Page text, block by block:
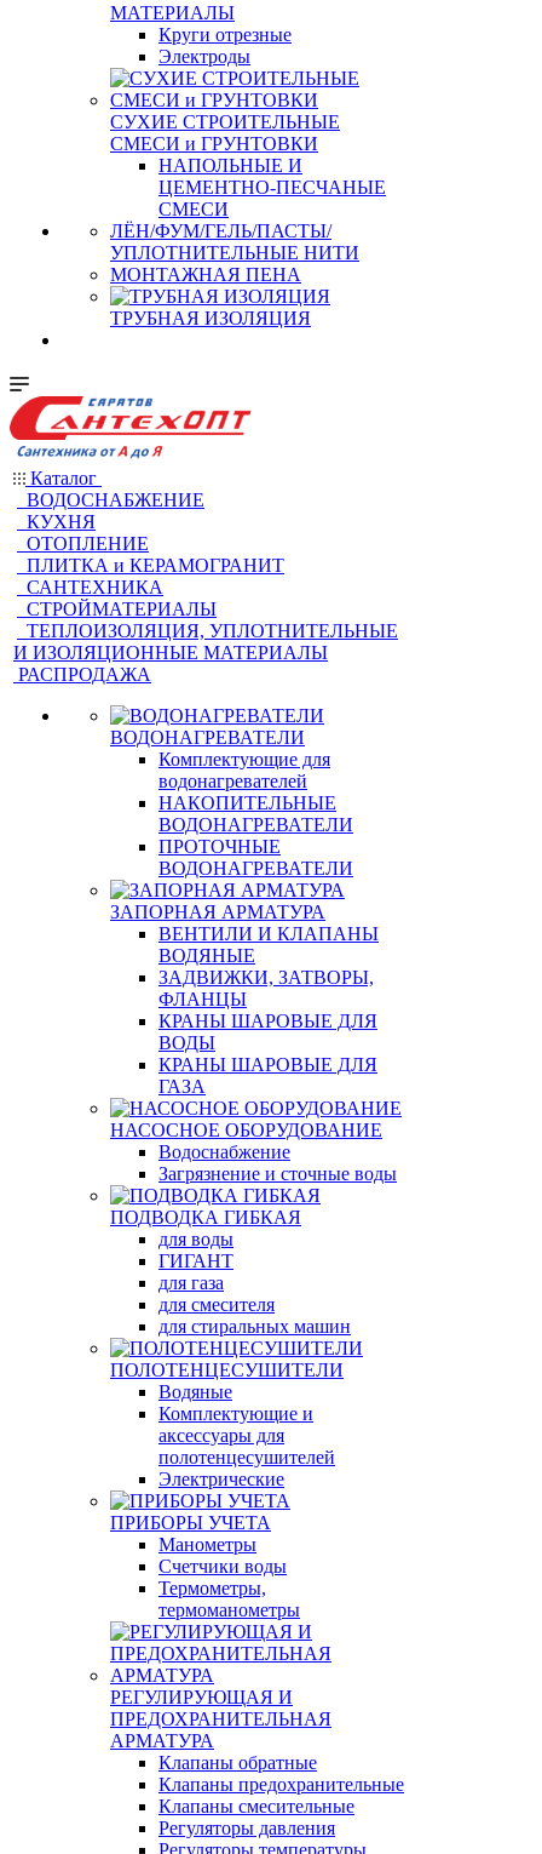
МАТЕРИАЛЫ
Круги отрезные
Электроды
СУХИЕ СТРОИТЕЛЬНЫЕ
СМЕСИ и ГРУНТОВКИ
НАПОЛЬНЫЕ И
ЦЕМЕНТНО-ПЕСЧАНЫЕ
СМЕСИ
ЛЁН/ФУМ/ГЕЛЬ/ПАСТЫ/
УПЛОТНИТЕЛЬНЫЕ НИТИ
МОНТАЖНАЯ ПЕНА
ТРУБНАЯ ИЗОЛЯЦИЯ
Каталог
ВОДОСНАБЖЕНИЕ
КУХНЯ
ОТОПЛЕНИЕ
ПЛИТКА и КЕРАМОГРАНИТ
САНТЕХНИКА
СТРОЙМАТЕРИАЛЫ
ТЕПЛОИЗОЛЯЦИЯ, УПЛОТНИТЕЛЬНЫЕ
И ИЗОЛЯЦИОННЫЕ МАТЕРИАЛЫ
РАСПРОДАЖА
ВОДОНАГРЕВАТЕЛИ
Комплектующие для
водонагревателей
НАКОПИТЕЛЬНЫЕ
ВОДОНАГРЕВАТЕЛИ
ПРОТОЧНЫЕ
ВОДОНАГРЕВАТЕЛИ
ЗАПОРНАЯ АРМАТУРА
ВЕНТИЛИ И КЛАПАНЫ
ВОДЯНЫЕ
ЗАДВИЖКИ, ЗАТВОРЫ,
ФЛАНЦЫ
КРАНЫ ШАРОВЫЕ ДЛЯ
ВОДЫ
КРАНЫ ШАРОВЫЕ ДЛЯ
ГАЗА
НАСОСНОЕ ОБОРУДОВАНИЕ
Водоснабжение
Загрязнение и сточные воды
ПОДВОДКА ГИБКАЯ
для воды
ГИГАНТ
для газа
для смесителя
для стиральных машин
ПОЛОТЕНЦЕСУШИТЕЛИ
Водяные
Комплектующие и
аксессуары для
полотенцесушителей
Электрические
ПРИБОРЫ УЧЕТА
Манометры
Счетчики воды
Термометры,
термоманометры
РЕГУЛИРУЮЩАЯ И
ПРЕДОХРАНИТЕЛЬНАЯ
АРМАТУРА
Клапаны обратные
Клапаны предохранительные
Клапаны смесительные
Регуляторы давления
Регуляторы температуры